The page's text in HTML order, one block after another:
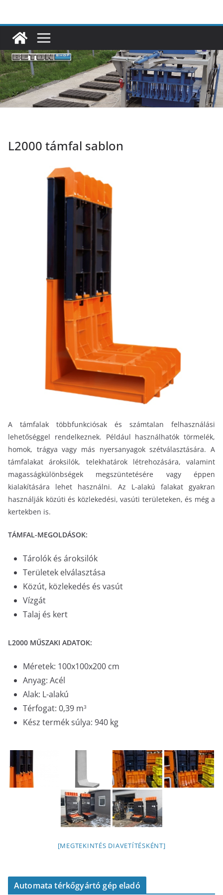
content
L2000 támfal sablon
A támfalak többfunkciósak és számtalan felhasználási
lehetőséggel rendelkeznek. Például használhatók törmelék,
homok, trágya vagy más nyersanyagok szétválasztására. A
támfalakat ároksilók, telekhatárok létrehozására, valamint
magasságkülönbségek megszüntetésére vagy éppen
kialakítására lehet használni. Az L-alakú falakat gyakran
használják közúti és közlekedési, vasúti területeken, és még a
kertekben is.
TÁMFAL-MEGOLDÁSOK:
Tárolók és ároksilók
Területek elválasztása
Közút, közlekedés és vasút
Vízgát
Talaj és kert
L2000 MŰSZAKI ADATOK:
Méretek: 100x100x200 cm
Anyag: Acél
Alak: L-alakú
Térfogat: 0,39 m3
Kész termék súlya: 940 kg
[MEGTEKINTÉS DIAVETÍTÉSKÉNT]
Automata térkőgyártó gép eladó